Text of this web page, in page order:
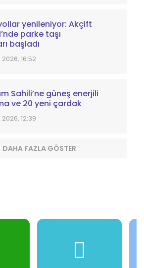
yenileniyor: Akçift
parke taşı
başladı
16:52
Sahili’ne güneş enerjili
ve 20 yeni çardak
12:39
DAHA FAZLA GÖSTER